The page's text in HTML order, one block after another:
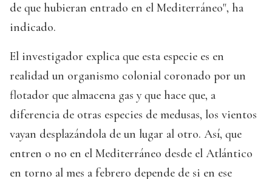
de que hubieran entrado en el Mediterráneo", ha
indicado.
El investigador explica que esta especie es en
realidad un organismo colonial coronado por un
flotador que almacena gas y que hace que, a
diferencia de otras especies de medusas, los vientos
vayan desplazándola de un lugar al otro. Así, que
entren o no en el Mediterráneo desde el Atlántico
en torno al mes a febrero depende de si en ese